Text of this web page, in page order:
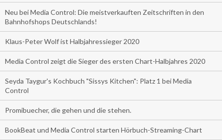
Neu bei Media Control: Die meistverkauften Zeitschriften in den
Bahnhofshops Deutschlands!
Klaus-Peter Wolf ist Halbjahressieger 2020
Media Control zeigt die Sieger des ersten Chart-Halbjahres 2020
Seyda Taygur's Kochbuch "Sissys Kitchen": Platz 1 bei Media
Control
Promibuecher, die gehen und die stehen.
BookBeat und Media Control starten Hörbuch-Streaming-Chart